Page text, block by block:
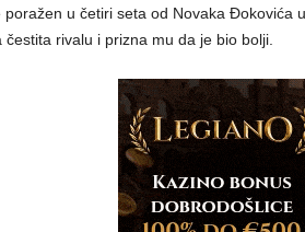
poražen u četiri seta od Novaka Đokovića
čestita rivalu i prizna mu da je bio bolji.